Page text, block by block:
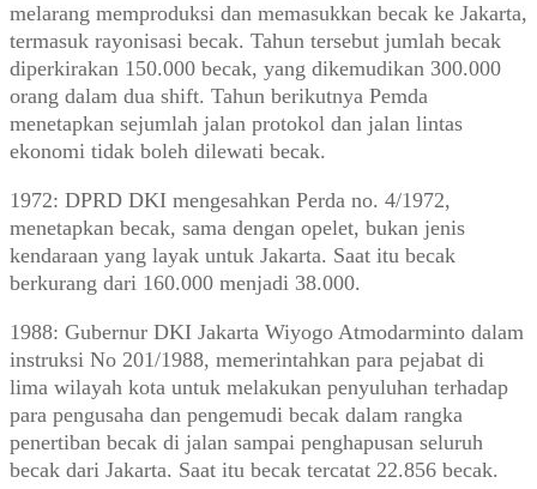
melarang memproduksi dan memasukkan becak ke Jakarta,
termasuk rayonisasi becak. Tahun tersebut jumlah becak
diperkirakan 150.000 becak, yang dikemudikan 300.000
orang dalam dua shift. Tahun berikutnya Pemda
menetapkan sejumlah jalan protokol dan jalan lintas
ekonomi tidak boleh dilewati becak.
1972: DPRD DKI mengesahkan Perda no. 4/1972,
menetapkan becak, sama dengan opelet, bukan jenis
kendaraan yang layak untuk Jakarta. Saat itu becak
berkurang dari 160.000 menjadi 38.000.
1988: Gubernur DKI Jakarta Wiyogo Atmodarminto dalam
instruksi No 201/1988, memerintahkan para pejabat di
lima wilayah kota untuk melakukan penyuluhan terhadap
para pengusaha dan pengemudi becak dalam rangka
penertiban becak di jalan sampai penghapusan seluruh
becak dari Jakarta. Saat itu becak tercatat 22.856 becak.